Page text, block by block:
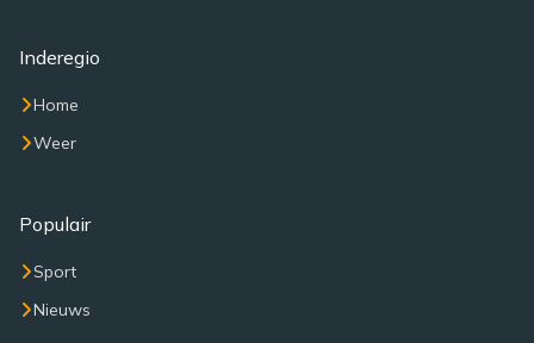
Inderegio
Home
Weer
Populair
Sport
Nieuws